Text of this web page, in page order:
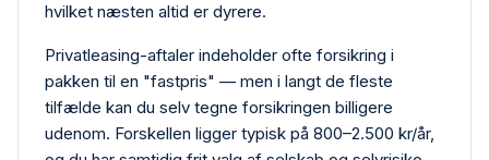
hvilket næsten altid er dyrere.
Privat­leasing-aftaler indeholder ofte forsikring i
pakken til en "fastpris" — men i langt de fleste
tilfælde kan du selv tegne forsikringen billigere
udenom. Forskellen ligger typisk på 800–2.500 kr/år,